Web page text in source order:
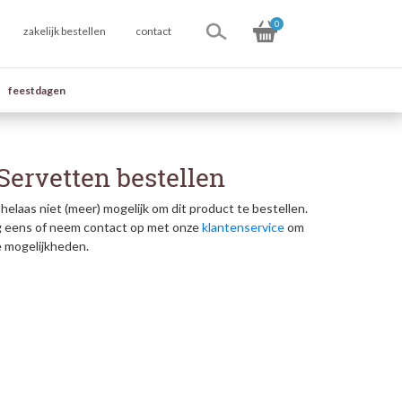
zakelijk bestellen contact
0
feestdagen
bestellen
niet (meer) mogelijk om dit product te bestellen.
of neem contact op met onzeklantenserviceom